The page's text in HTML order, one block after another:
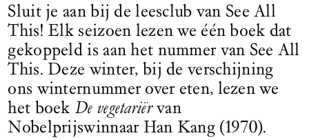
Sluit je aan bij de leesclub van See All
This! Elk seizoen lezen we één boek dat
gekoppeld is aan het nummer van See All
This. Deze winter, bij de verschijning
ons winternummer over eten, lezen we
het boek De vegetariërvan
Nobelprijswinnaar Han Kang (1970).